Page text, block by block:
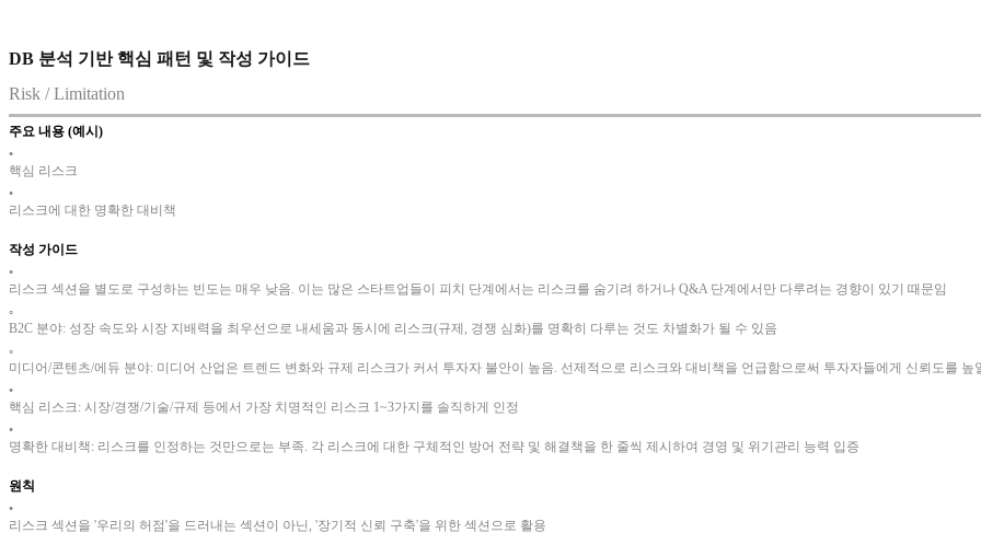
DB 분석 기반 핵심 패턴 및 작성 가이드
Risk / Limitation
주요 내용 (예시)
•
핵심 리스크
•
리스크에 대한 명확한 대비책
작성 가이드
•
리스크 섹션을 별도로 구성하는 빈도는 매우 낮음. 이는 많은 스타트업들이 피치 단계에서는 리스크를 숨기려 하거나 Q&A 단계에서만 다루려는 경향이 있기 때문임
◦
B2C 분야: 성장 속도와 시장 지배력을 최우선으로 내세움과 동시에 리스크(규제, 경쟁 심화)를 명확히 다루는 것도 차별화가 될 수 있음
◦
미디어/콘텐츠/에듀 분야: 미디어 산업은 트렌드 변화와 규제 리스크가 커서 투자자 불안이 높음. 선제적으로 리스크와 대비책을 언급함으로써 투자자들에게 신뢰도를 높
•
핵심 리스크: 시장/경쟁/기술/규제 등에서 가장 치명적인 리스크 1~3가지를 솔직하게 인정
•
명확한 대비책: 리스크를 인정하는 것만으로는 부족. 각 리스크에 대한 구체적인 방어 전략 및 해결책을 한 줄씩 제시하여 경영 및 위기관리 능력 입증
원칙
•
리스크 섹션을 '우리의 허점'을 드러내는 섹션이 아닌, '장기적 신뢰 구축'을 위한 섹션으로 활용